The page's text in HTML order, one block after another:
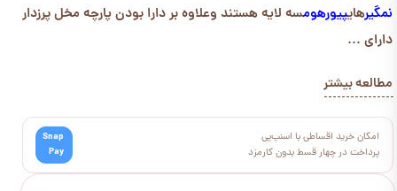
نمگیرهایپیورهومسه لایه هستند وعلاوه بر دارا بودن پارچه مخل پرزدار
دارای ...
مطالعه بیشتر
امکان خرید اقساطی با اسنپ‌پی
پرداخت در چهار قسط بدون کارمزد
Snap
Pay